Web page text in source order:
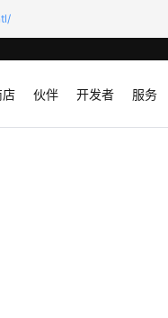
店 伙伴 开发者 服务